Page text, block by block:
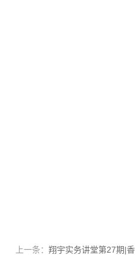
上一条： 翔宇实务讲堂第27期|